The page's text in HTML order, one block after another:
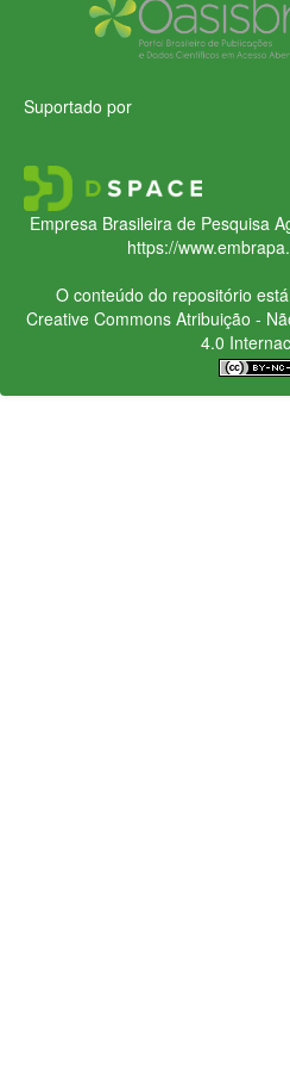
Suportado por
Empresa Brasileira de Pesquisa
https://
O conteúdo do repositório
Creative CommonsAtribuição -
4.0